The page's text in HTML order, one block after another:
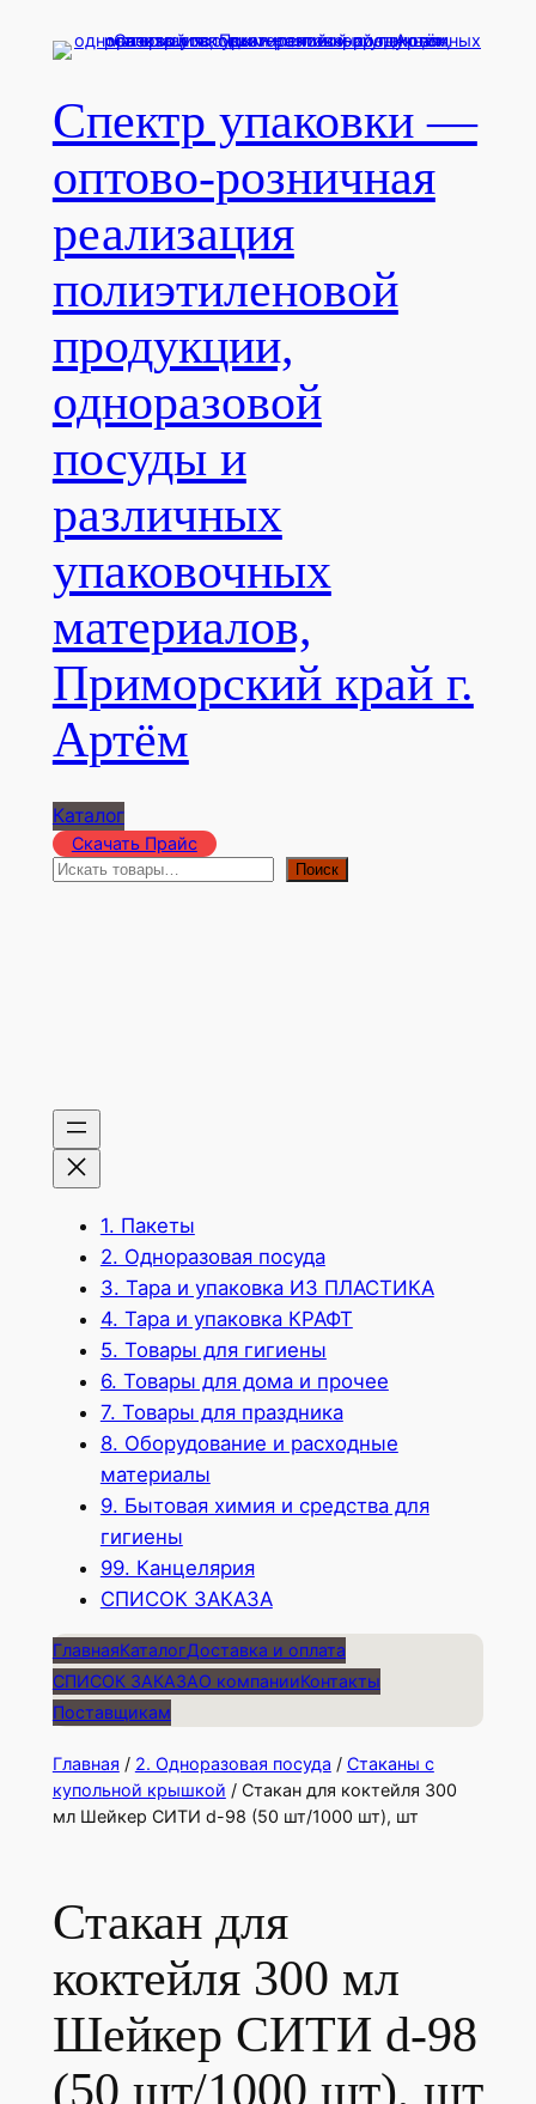
Спектр упаковки —
оптово-розничная
реализация
полиэтиленовой
продукции,
одноразовой
посуды и
различных
упаковочных
материалов,
Приморский край г.
Артём
Каталог
Скачать Прайс
П
Поиск
1. Пакеты
2. Одноразовая посуда
3. Тара и упаковка ИЗ ПЛАСТИКА
4. Тара и упаковка КРАФТ
5. Товары для гигиены
6. Товары для дома и прочее
7. Товары для праздника
8. Оборудование и расходные
материалы
9. Бытовая химия и средства для
гигиены
99. Канцелярия
СПИСОК ЗАКАЗА
ГлавнаяКаталогДоставка и оплата
СПИСОК ЗАКАЗАО компанииКонтакты
Поставщикам
Главная / 2. Одноразовая посуда / Стаканы с
купольной крышкой / Стакан для коктейля 300
мл Шейкер СИТИ d-98 (50 шт/1000 шт), шт
Стакан для
коктейля 300 мл
Шейкер СИТИ d-98
(50 шт/1000 шт), шт